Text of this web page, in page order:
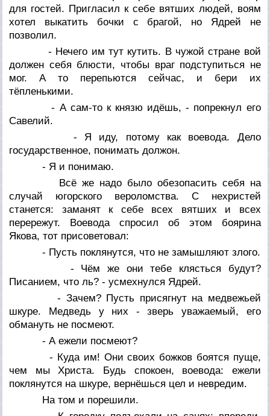
для гостей. Пригласил к себе вятших людей, воям
хотел выкатить бочки с брагой, но Ядрей не
позволил.
- Нечего им тут кутить. В чужой стране вой
должен себя блюсти, чтобы враг подступиться не
мог. А то перепьются сейчас, и бери их
тёпленькими.
- А сам-то к князю идёшь, - попрекнул его
Савелий.
- Я иду, потому как воевода. Дело
государственное, понимать должон.
- Я и понимаю.
Всё же надо было обезопасить себя на
случай югорского вероломства. С нехристей
станется: заманят к себе всех вятших и всех
перережут. Воевода спросил об этом боярина
Якова, тот присоветовал:
- Пусть поклянутся, что не замышляют злого.
- Чём же они тебе клясться будут?
Писанием, что ль? - усмехнулся Ядрей.
- Зачем? Пусть присягнут на медвежьей
шкуре. Медведь у них - зверь уважаемый, его
обмануть не посмеют.
- А ежели посмеют?
- Куда им! Они своих божков боятся пуще,
чем мы Христа. Будь спокоен, воевода: ежели
поклянутся на шкуре, вернёшься цел и невредим.
На том и порешили.